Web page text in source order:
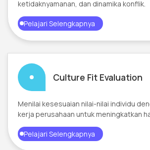
ketidaknyamanan, dan dinamika konflik.
Pelajari Selengkapnya
Culture Fit Evaluation
Menilai kesesuaian nilai-nilai individu
kerja perusahaan untuk meningkatkan
Pelajari Selengkapnya